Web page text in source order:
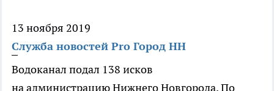
13 ноября 2019
Служба новостей Pro Город НН
Водоканал подал 138 исков
на администрацию Нижнего Новгорода. По